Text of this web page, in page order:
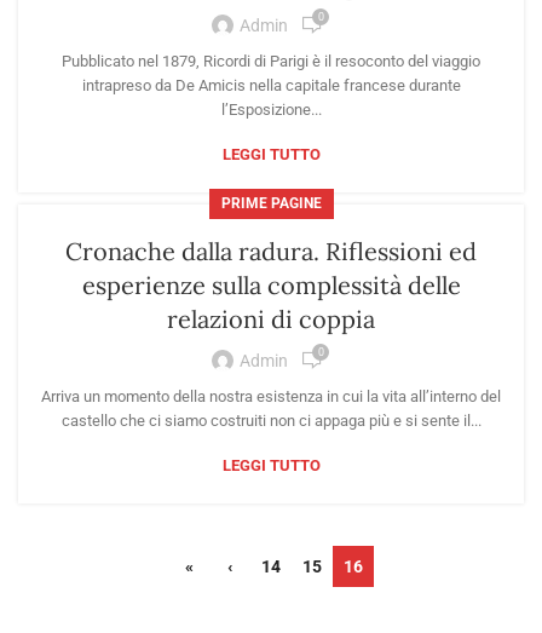
Admin 0
Pubblicato nel 1879, Ricordi di Parigi è il resoconto del viaggio
intrapreso da De Amicis nella capitale francese durante
l’Esposizione...
LEGGI TUTTO
PRIME PAGINE
Cronache dalla radura. Riflessioni ed
esperienze sulla complessità delle
relazioni di coppia
Admin 0
Arriva un momento della nostra esistenza in cui la vita all’interno del
castello che ci siamo costruiti non ci appaga più e si sente il...
LEGGI TUTTO
« ‹ 14 15 16